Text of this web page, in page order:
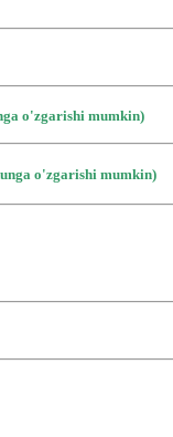
o'zgarishi mumkin)
o'zgarishi mumkin)